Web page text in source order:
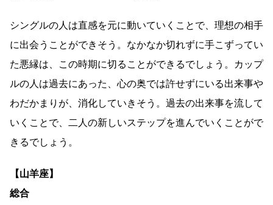
シングルの人は直感を元に動いていくことで、理想の相手
に出会うことができそう。なかなか切れずに手こずってい
た悪縁は、この時期に切ることができるでしょう。カップ
ルの人は過去にあった、心の奥では許せずにいる出来事や
わだかまりが、消化していきそう。過去の出来事を流して
いくことで、二人の新しいステップを進んでいくことがで
きるでしょう。
【山羊座】
総合